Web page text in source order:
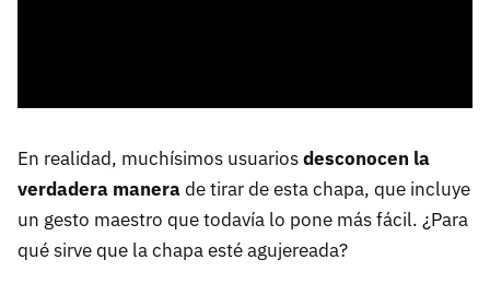
En realidad, muchísimos usuariosdesconocen la
verdadera manerade tirar de esta chapa, que incluye
un gesto maestro que todavía lo pone más fácil. ¿Para
qué sirve que la chapa esté agujereada?